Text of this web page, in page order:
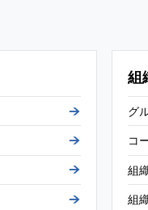
組
グ
コ
組
組